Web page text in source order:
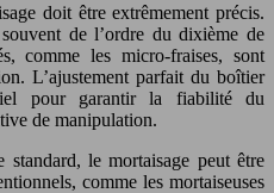
doit être extrêmement précis.
de l’ordre du dixième de
comme les micro-fraises, sont
L’ajustement parfait du boîtier
pour garantir la fiabilité du
de manipulation.
le mortaisage peut être
comme les mortaiseuses